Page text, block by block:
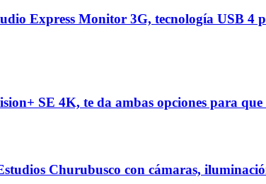
Express Monitor 3G, tecnología USB 4
SE 4K, te da ambas opciones para
Churubusco con cámaras,